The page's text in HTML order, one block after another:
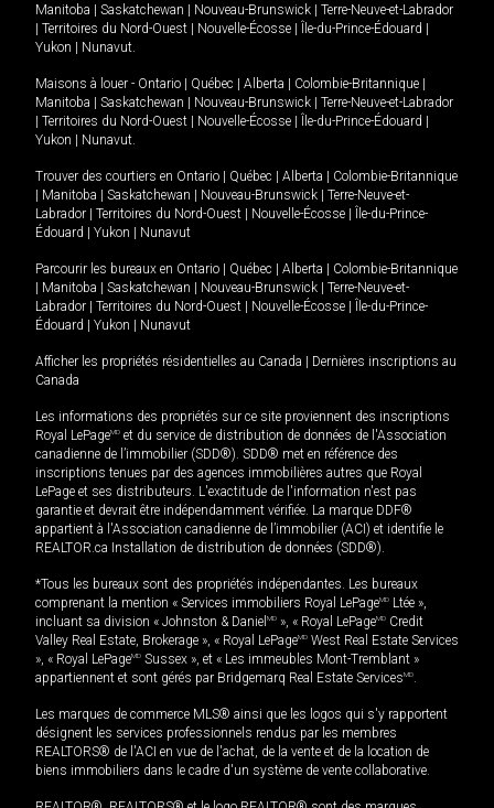
Manitoba
Saskatchewan Nouveau-Brunswick
Terre-Neuve-et-Labrador
Territoires du Nord-Ouest Nouvelle-Écosse Île-du-Prince-Édouard
Yukon
Nunavut.
Maisons à louer - Ontario Québec Alberta Colombie-Britannique
Manitoba
Saskatchewan Nouveau-Brunswick
Terre-Neuve-et-Labrador
Territoires du Nord-Ouest Nouvelle-Écosse Île-du-Prince-Édouard
Yukon
Nunavut.
Trouver des courtiers en Ontario Québec Alberta
Colombie-Britannique
Manitoba Saskatchewan Nouveau-Brunswick
Terre-Neuve-et-
Labrador
Territoires du Nord-Ouest Nouvelle-Écosse
Île-du-Prince-
Édouard
Yukon Nunavut
Parcourir les bureaux en Ontario Québec Alberta
Colombie-Britannique
Manitoba Saskatchewan Nouveau-Brunswick
Terre-Neuve-et-
Labrador
Territoires du Nord-Ouest Nouvelle-Écosse
Île-du-Prince-
Édouard
Yukon Nunavut
Afficher les propriétés résidentielles au Canada
Dernières inscriptions au
Canada
Les informations des propriétés sur ce site proviennent des inscriptions
Royal LePageMD et du service de distribution de données de l'Association
canadienne de l’immobilier (SDD®). SDD® met en référence des
inscriptions tenues par des agences immobilières autres que Royal
LePage et ses distributeurs. L'exactitude de l'information n'est pas
garantie et devrait être indépendamment vérifiée. La marque DDF®
appartient à l'Association canadienne de l’immobilier (ACI) et identifie le
REALTOR.ca Installation de distribution de données (SDD®).
*Tous les bureaux sont des propriétés indépendantes. Les bureaux
comprenant la mention « Services immobiliers Royal LePageMD Ltée »,
incluant sa division « Johnston & Daniel MD », « Royal LePageMD Credit
Valley Real Estate, Brokerage », « Royal LePageMD West Real Estate Services
», « Royal LePageMD Sussex », et « Les immeubles Mont-Tremblant »
appartiennent et sont gérés par Bridgemarq Real Estate ServicesMD.
Les marques de commerce MLS® ainsi que les logos qui s'y rapportent
désignent les services professionnels rendus par les membres
REALTORS® de l'ACI en vue de l'achat, de la vente et de la location de
biens immobiliers dans le cadre d'un système de vente collaborative.